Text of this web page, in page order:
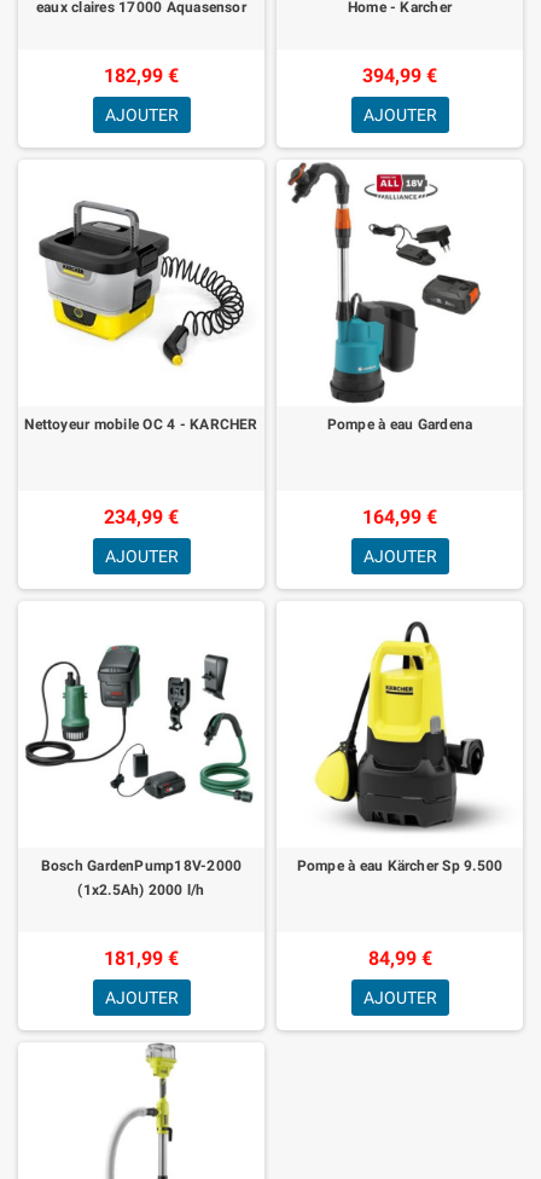
eaux claires 17000 Aquasensor
182,99 €
AJOUTER
Home - Karcher
394,99 €
AJOUTER
Nettoyeur mobile OC 4 - KARCHER
234,99 €
AJOUTER
Pompe à eau Gardena
164,99 €
AJOUTER
Bosch GardenPump18V-2000
(1x2.5Ah) 2000 l/h
181,99 €
AJOUTER
Pompe à eau Kärcher Sp 9.500
84,99 €
AJOUTER